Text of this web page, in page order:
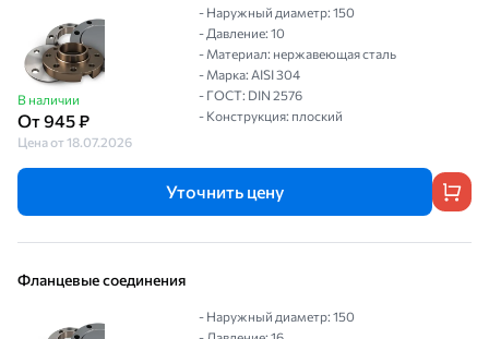
В наличии
От 945 ₽
Цена от 18.07.2026
- Наружный диаметр: 150
- Давление: 10
- Материал: нержавеющая сталь
- Марка: AISI 304
- ГОСТ: DIN 2576
- Конструкция: плоский
Уточнить цену
Фланцевые соединения
- Наружный диаметр: 150